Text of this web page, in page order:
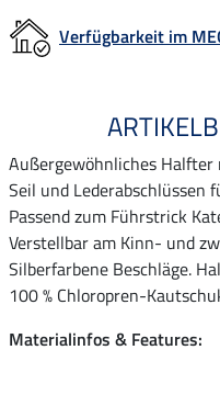
Verfügbarkeit im
Außergewöhnliches
Seil und Lederabschlüssen
Passend zum Führstrick
Verstellbar am Kinn- und
Silberfarbene Beschläge.
100 % Chloropren-
Materialinfos & Features: